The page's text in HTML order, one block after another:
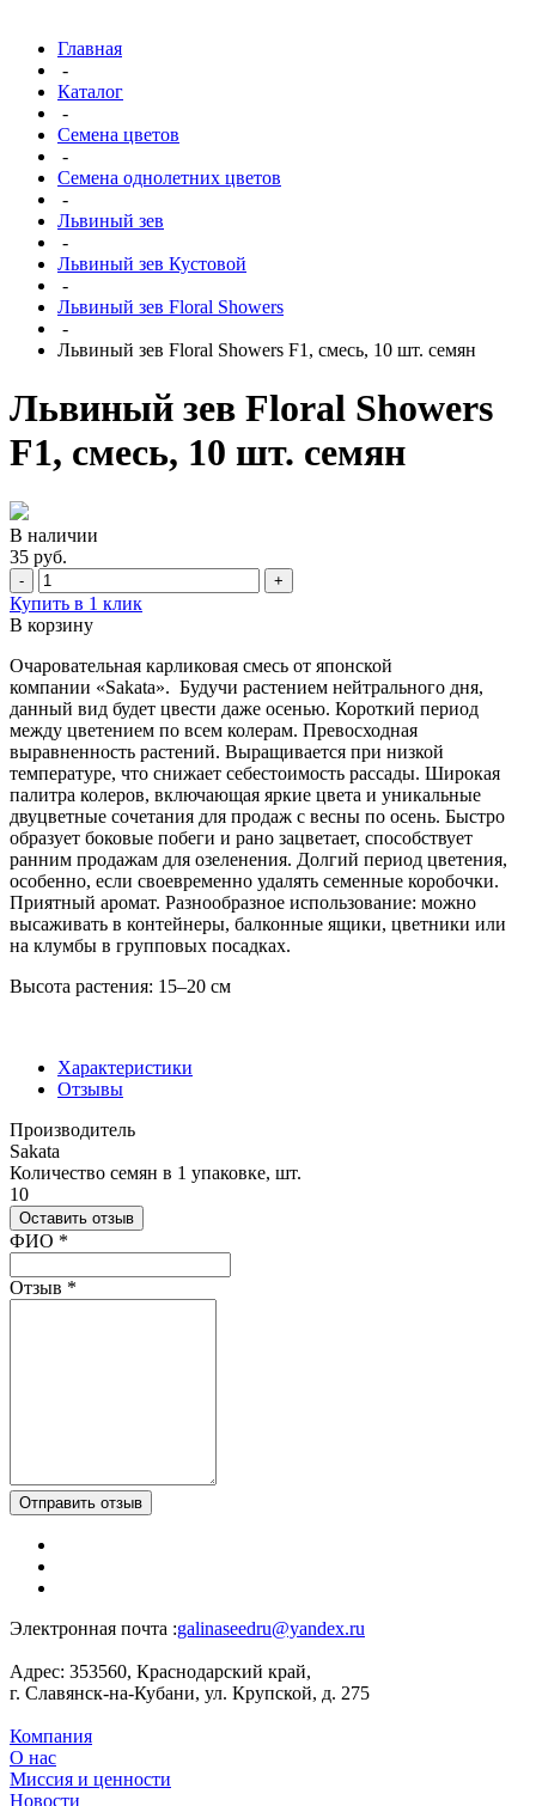
Главная
-
Каталог
-
Семена цветов
-
Семена однолетних цветов
-
Львиный зев
-
Львиный зев Кустовой
-
Львиный зев Floral Showers
-
Львиный зев Floral Showers F1, смесь, 10 шт. семян
Львиный зев Floral Showers
F1, смесь, 10 шт. семян
В наличии
35 руб.
- +
Купить в 1 клик
В корзину
Очаровательная карликовая смесь от японской
компании «Sakata». Будучи растением нейтрального дня,
данный вид будет цвести даже осенью. Короткий период
между цветением по всем колерам. Превосходная
выравненность растений. Выращивается при низкой
температуре, что снижает себестои­мость рассады. Широкая
палитра колеров, включающая яркие цвета и уникаль­ные
двуцветные сочетания для продаж с весны по осень. Быстро
образует боковые побеги и рано зацветает, способству­ет
ранним продажам для озеленения. Долгий период цветения,
особенно, если своевременно уда­лять семенные коробочки.
Приятный аромат. Разнообразное использование: можно
высаживать в контей­неры, балконные ящики, цветники или
на клумбы в групповых посадках.
Высота растения: 15–20 см
Характеристики
Отзывы
Производитель
Sakata
Количество семян в 1 упаковке, шт.
10
Оставить отзыв
Ваш отзыв был отправлен!
ФИО *
Отзыв *
Отправить отзыв
Электронная почта :galinaseedru@yandex.ru
Адрес: 353560, Краснодарский край,
г. Славянск-на-Кубани, ул. Крупской, д. 275
Компания
О нас
Миссия и ценности
Новости